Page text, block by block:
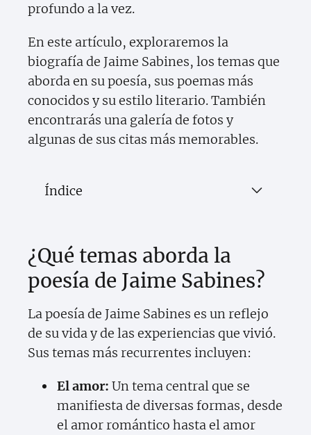
profundo a la vez.
En este artículo, exploraremos la
biografía de Jaime Sabines, los temas que
aborda en su poesía, sus poemas más
conocidos y su estilo literario. También
encontrarás una galería de fotos y
algunas de sus citas más memorables.
Índice
¿Qué temas aborda la
poesía de Jaime Sabines?
La poesía de Jaime Sabines es un reflejo
de su vida y de las experiencias que vivió.
Sus temas más recurrentes incluyen:
El amor: Un tema central que se
manifiesta de diversas formas, desde
el amor romántico hasta el amor